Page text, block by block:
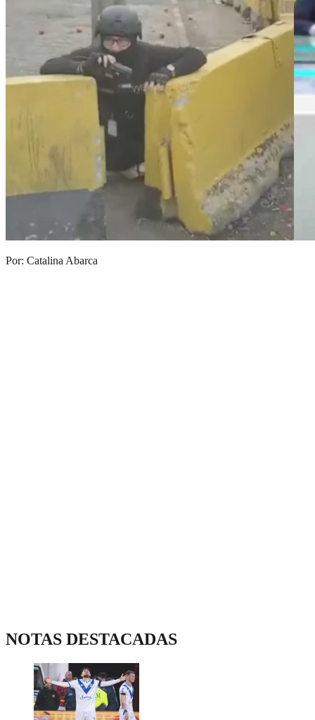
Por: Catalina Abarca
NOTAS DESTACADAS